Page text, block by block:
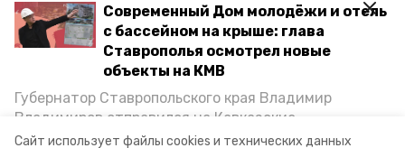
Сайт использует файлы cookies и технических данных
Современный Дом молодёжи и отель
с бассейном на крыше: глава
Ставрополья осмотрел новые
объекты на КМВ
Губернатор Ставропольского края Владимир
Владимиров отправился на Кавказские
Минеральные Воды, чтобы проинспектировать
воеводы генерала Алексея Ермолова,
писателя Михаила Лермонтова или
певца Фёдора Шаляпина.
Голосование продлится до 28 октября.
Далее список кандидатов сократится с